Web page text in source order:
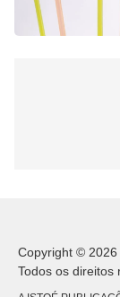
Copyright © 2026
Todos os direitos